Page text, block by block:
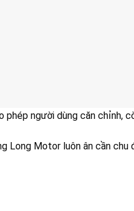
người dùng căn chỉnh,
Long Motor luôn ân cần chu